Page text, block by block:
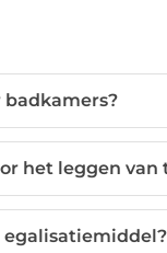
het leggen van
egalisatiemiddel?